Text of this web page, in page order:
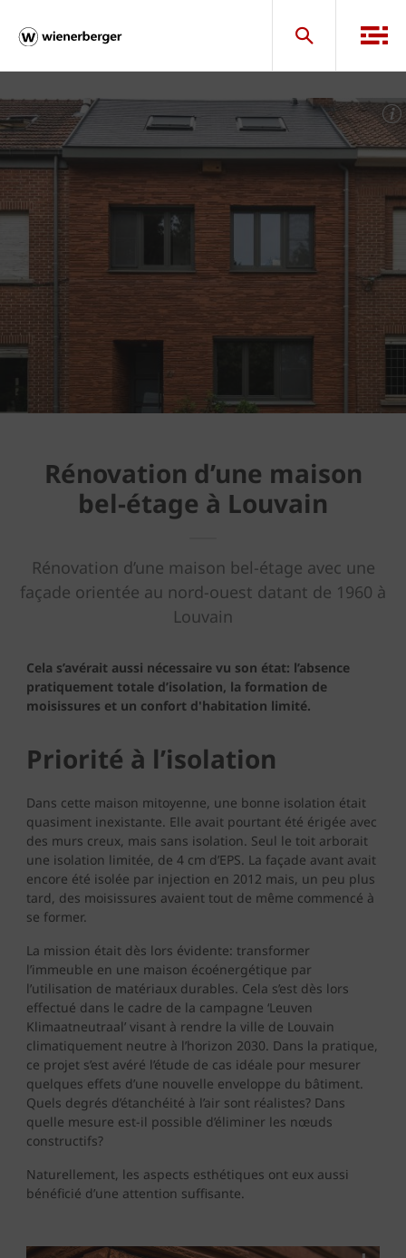
Rénovation d’une maison
bel-étage à Louvain
Rénovation d’une maison bel-étage avec une
façade orientée au nord-ouest datant de 1960 à
Louvain
Cela s’avérait aussi nécessaire vu son état: l’absence
pratiquement totale d’isolation, la formation de
moisissures et un confort d'habitation limité.
Priorité à l’isolation
Dans cette maison mitoyenne, une bonne isolation était
quasiment inexistante. Elle avait pourtant été érigée avec
des murs creux, mais sans isolation. Seul le toit arborait
une isolation limitée, de 4 cm d’EPS. La façade avant avait
encore été isolée par injection en 2012 mais, un peu plus
tard, des moisissures avaient tout de même commencé à
se former.
La mission était dès lors évidente: transformer
l’immeuble en une maison écoénergétique par
l’utilisation de matériaux durables. Cela s’est dès lors
effectué dans le cadre de la campagne ‘Leuven
Klimaatneutraal’ visant à rendre la ville de Louvain
climatiquement neutre à l’horizon 2030. Dans la pratique,
ce projet s’est avéré l’étude de cas idéale pour mesurer
quelques effets d’une nouvelle enveloppe du bâtiment.
Quels degrés d’étanchéité à l’air sont réalistes? Dans
quelle mesure est-il possible d’éliminer les nœuds
constructifs?
Naturellement, les aspects esthétiques ont eux aussi
bénéficié d’une attention suffisante.